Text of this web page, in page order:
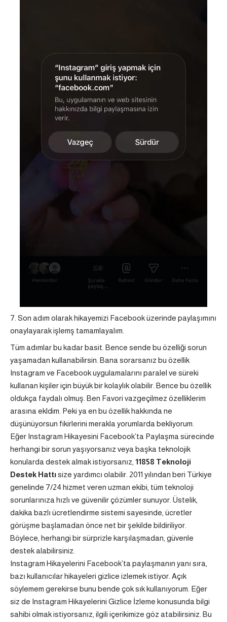
Son adım olarak hikayemizi Facebook üzerinde paylaşımını
onaylayarak işlemş tamamlayalım.
Tüm adımlar bu kadar basit. Bence sende bu özelliği sorun
yaşamadan kullanabilirsin. Bana sorarsanız bu özellik
Instagram ve Facebook uygulamalarını paralel ve süreki
kullanan kişiler için büyük bir kolaylık olabilir. Bence bu özellik
oldukça faydalı olmuş. Ben Favori vazgeçilmez özelliklerim
arasına ekldim. Peki ya en bu özellik hakkında ne
düşünüyorsun fikirlerini merakla yorumlarda bekliyorum.
Eğer Instagram Hikayesini Facebook’ta Paylaşma sürecinde
herhangi bir sorun yaşıyorsanız veya başka teknolojik
konularda destek almak istiyorsanız, 11858 Teknoloji
Destek Hattısize yardımcı olabilir. 2011 yılından beri Türkiye
genelinde 7/24 hizmet veren uzman ekibi, tüm teknoloji
sorunlarınıza hızlı ve güvenilir çözümler sunuyor. Üstelik,
dakika bazlı ücretlendirme sistemi sayesinde, ücretler
görüşme başlamadan önce net bir şekilde bildiriliyor.
Böylece, herhangi bir sürprizle karşılaşmadan, güvenle
destek alabilirsiniz.
Instagram Hikayelerini Facebook’ta paylaşmanın yanı sıra,
bazı kullanıcılar hikayeleri gizlice izlemek istiyor. Açık
söylemem gerekirse bunu bende çok sık kullanıyorum. Eğer
siz de Instagram Hikayelerini Gizlice İzleme konusunda bilgi
sahibi olmak istiyorsanız, ilgili içerikimize göz atabilirsiniz. Bu